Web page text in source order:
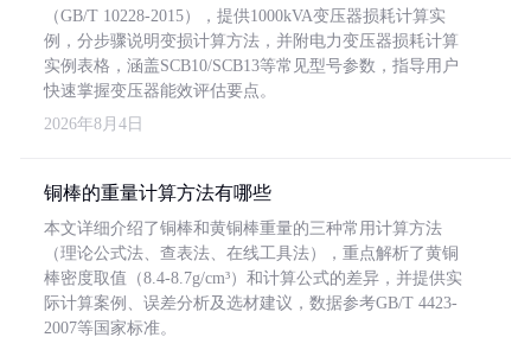
（GB/T 10228-2015），提供1000kVA变压器损耗计算实
例，分步骤说明变损计算方法，并附电力变压器损耗计算
实例表格，涵盖SCB10/SCB13等常见型号参数，指导用户
快速掌握变压器能效评估要点。
2026年8月4日
铜棒的重量计算方法有哪些
本文详细介绍了铜棒和黄铜棒重量的三种常用计算方法
（理论公式法、查表法、在线工具法），重点解析了黄铜
棒密度取值（8.4-8.7g/cm³）和计算公式的差异，并提供实
际计算案例、误差分析及选材建议，数据参考GB/T 4423-
2007等国家标准。